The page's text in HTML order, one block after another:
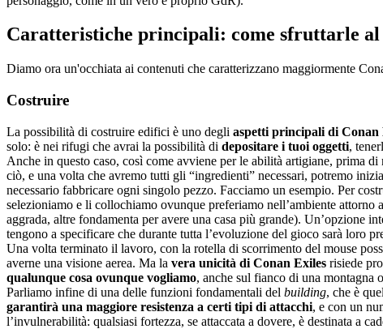
Caratteristiche principali: come sfruttarle al
Diamo ora un'occhiata ai contenuti che caratterizzano maggiormente
Costruire
La possibilità di costruire edifici è uno degli aspetti principali di Conan
solo: è nei rifugi che avrai la possibilità di depositare i tuoi oggetti,
Anche in questo caso, così come avviene per le abilità artigiane, prima di
ciò, e una volta che avremo tutti gli “ingredienti” necessari, potremo
necessario fabbricare ogni singolo pezzo. Facciamo un esempio. Per
selezioniamo e li collochiamo ovunque preferiamo nell’ambiente
aggrada, altre fondamenta per avere una casa più grande). Un’opzione
tengono a specificare che durante tutta l’evoluzione del gioco sarà loro
Una volta terminato il lavoro, con la rotella di scorrimento del mouse
averne una visione aerea. Ma la vera unicità di Conan Exiles risiede
qualunque cosa ovunque vogliamo, anche sul fianco di una montagna
Parliamo infine di una delle funzioni fondamentali del building, che è
garantirà una maggiore resistenza a certi tipi di attacchi, e con un
l’invulnerabilità: qualsiasi fortezza, se attaccata a dovere, è destinata a